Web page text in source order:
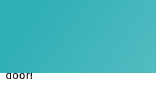
gaat door!
gaat Cultuursmakers
door!